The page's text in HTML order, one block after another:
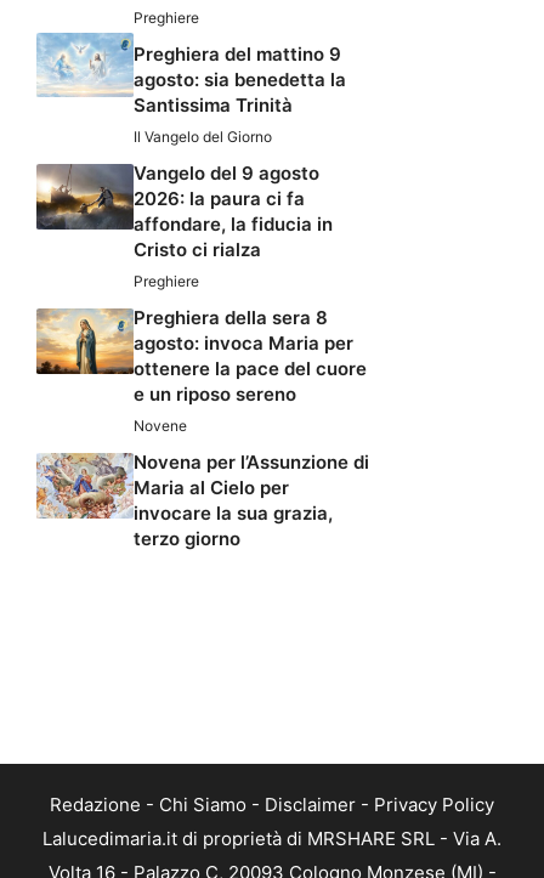
Preghiere
Preghiera del mattino 9
agosto: sia benedetta la
Santissima Trinità
Il Vangelo del Giorno
Vangelo del 9 agosto
2026: la paura ci fa
affondare, la fiducia in
Cristo ci rialza
Preghiere
Preghiera della sera 8
agosto: invoca Maria per
ottenere la pace del cuore
e un riposo sereno
Novene
Novena per l’Assunzione di
Maria al Cielo per
invocare la sua grazia,
terzo giorno
Redazione - Chi Siamo - Disclaimer - Privacy Policy
Lalucedimaria.it di proprietà di MRSHARE SRL - Via A.
Volta 16 - Palazzo C, 20093 Cologno Monzese (MI) -